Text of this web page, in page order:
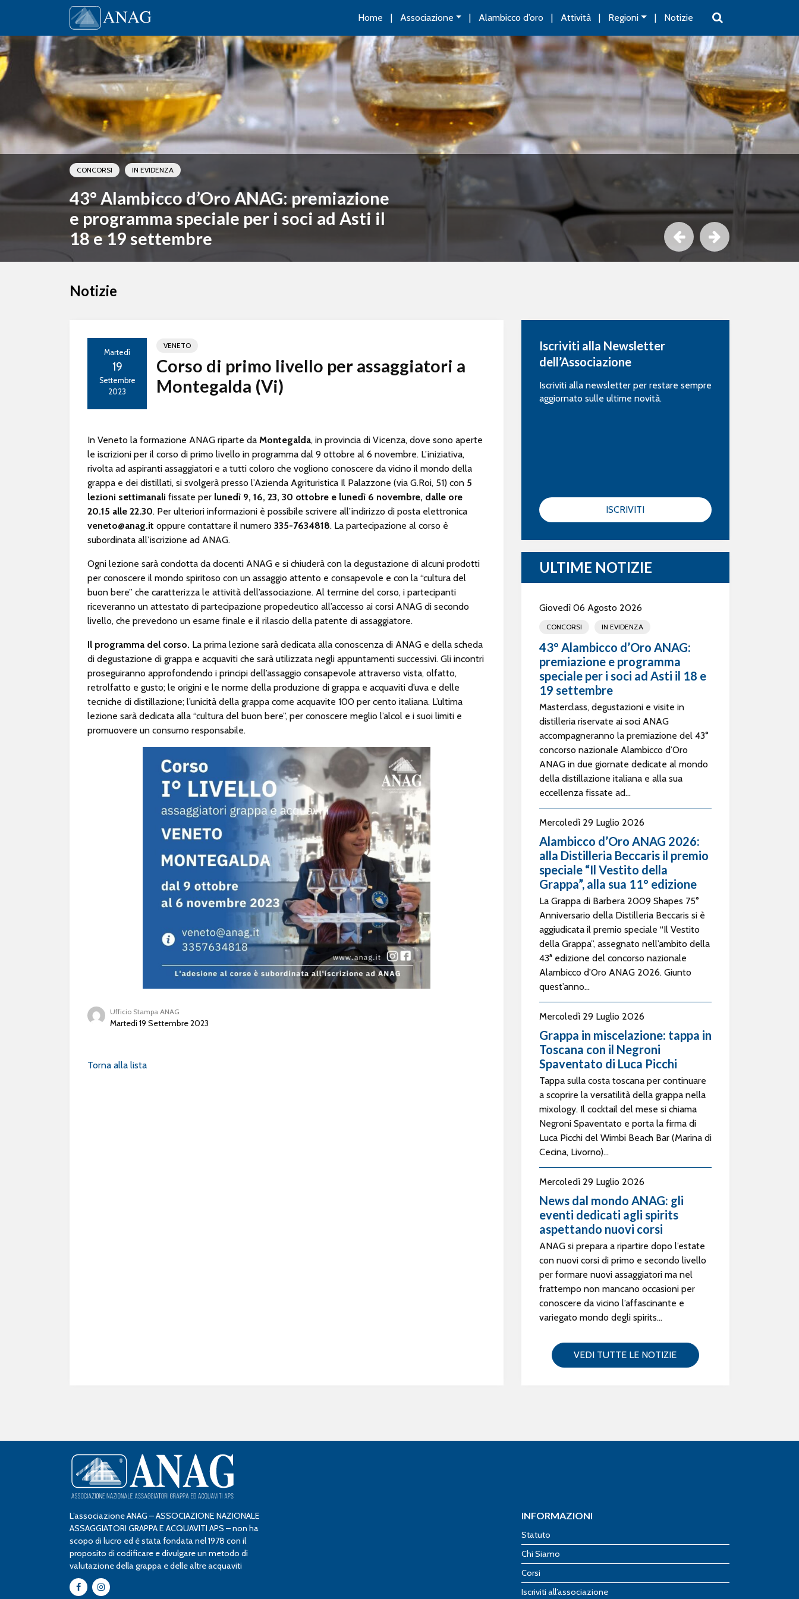
Main Navigation Home Associazione Alambicco d’oro Attività Regioni Notizie
CONCORSI IN EVIDENZA
43° Alambicco d’Oro ANAG: premiazione
e programma speciale per i soci ad Asti il
18 e 19 settembre
Notizie
Martedì
19
Settembre
2023
VENETO
Corso di primo livello per assaggiatori a
Montegalda (Vi)
In Veneto la formazione ANAG riparte da Montegalda, in provincia di Vicenza, dove sono aperte
le iscrizioni per il corso di primo livello in programma dal 9 ottobre al 6 novembre. L’iniziativa,
rivolta ad aspiranti assaggiatori e a tutti coloro che vogliono conoscere da vicino il mondo della
grappa e dei distillati, si svolgerà presso l’Azienda Agrituristica Il Palazzone (via G.Roi, 51) con 5
lezioni settimanali fissate per lunedì 9, 16, 23, 30 ottobre e lunedì 6 novembre, dalle ore
20.15 alle 22.30. Per ulteriori informazioni è possibile scrivere all’indirizzo di posta elettronica
veneto@anag.it oppure contattare il numero 335-7634818. La partecipazione al corso è
subordinata all’iscrizione ad ANAG.
Ogni lezione sarà condotta da docenti ANAG e si chiuderà con la degustazione di alcuni prodotti
per conoscere il mondo spiritoso con un assaggio attento e consapevole e con la “cultura del
buon bere” che caratterizza le attività dell’associazione. Al termine del corso, i partecipanti
riceveranno un attestato di partecipazione propedeutico all’accesso ai corsi ANAG di secondo
livello, che prevedono un esame finale e il rilascio della patente di assaggiatore.
Il programma del corso. La prima lezione sarà dedicata alla conoscenza di ANAG e della scheda
di degustazione di grappa e acquaviti che sarà utilizzata negli appuntamenti successivi. Gli incontri
proseguiranno approfondendo i principi dell’assaggio consapevole attraverso vista, olfatto,
retrolfatto e gusto; le origini e le norme della produzione di grappa e acquaviti d’uva e delle
tecniche di distillazione; l’unicità della grappa come acquavite 100 per cento italiana. L’ultima
lezione sarà dedicata alla “cultura del buon bere”, per conoscere meglio l’alcol e i suoi limiti e
promuovere un consumo responsabile.
Ufficio Stampa ANAG
Martedì 19 Settembre 2023
Torna alla lista
Iscriviti alla Newsletter
dell’Associazione
Iscriviti alla newsletter per restare sempre
aggiornato sulle ultime novità.
ISCRIVITI
ULTIME NOTIZIE
Giovedì 06 Agosto 2026
CONCORSI IN EVIDENZA
43° Alambicco d’Oro ANAG:
premiazione e programma
speciale per i soci ad Asti il 18 e
19 settembre
Masterclass, degustazioni e visite in
distilleria riservate ai soci ANAG
accompagneranno la premiazione del 43°
concorso nazionale Alambicco d’Oro
ANAG in due giornate dedicate al mondo
della distillazione italiana e alla sua
eccellenza fissate ad...
Mercoledì 29 Luglio 2026
Alambicco d’Oro ANAG 2026:
alla Distilleria Beccaris il premio
speciale “Il Vestito della
Grappa”, alla sua 11° edizione
La Grappa di Barbera 2009 Shapes 75°
Anniversario della Distilleria Beccaris si è
aggiudicata il premio speciale “Il Vestito
della Grappa”, assegnato nell’ambito della
43ª edizione del concorso nazionale
Alambicco d’Oro ANAG 2026. Giunto
quest’anno...
Mercoledì 29 Luglio 2026
Grappa in miscelazione: tappa in
Toscana con il Negroni
Spaventato di Luca Picchi
Tappa sulla costa toscana per continuare
a scoprire la versatilità della grappa nella
mixology. Il cocktail del mese si chiama
Negroni Spaventato e porta la firma di
Luca Picchi del Wimbi Beach Bar (Marina di
Cecina, Livorno)...
Mercoledì 29 Luglio 2026
News dal mondo ANAG: gli
eventi dedicati agli spirits
aspettando nuovi corsi
ANAG si prepara a ripartire dopo l’estate
con nuovi corsi di primo e secondo livello
per formare nuovi assaggiatori ma nel
frattempo non mancano occasioni per
conoscere da vicino l’affascinante e
variegato mondo degli spirits...
VEDI TUTTE LE NOTIZIE
L’associazione ANAG – ASSOCIAZIONE NAZIONALE
ASSAGGIATORI GRAPPA E ACQUAVITI APS – non ha
scopo di lucro ed è stata fondata nel 1978 con il
proposito di codificare e divulgare un metodo di
valutazione della grappa e delle altre acquaviti
INFORMAZIONI
Statuto
Chi Siamo
Corsi
Iscriviti all’associazione